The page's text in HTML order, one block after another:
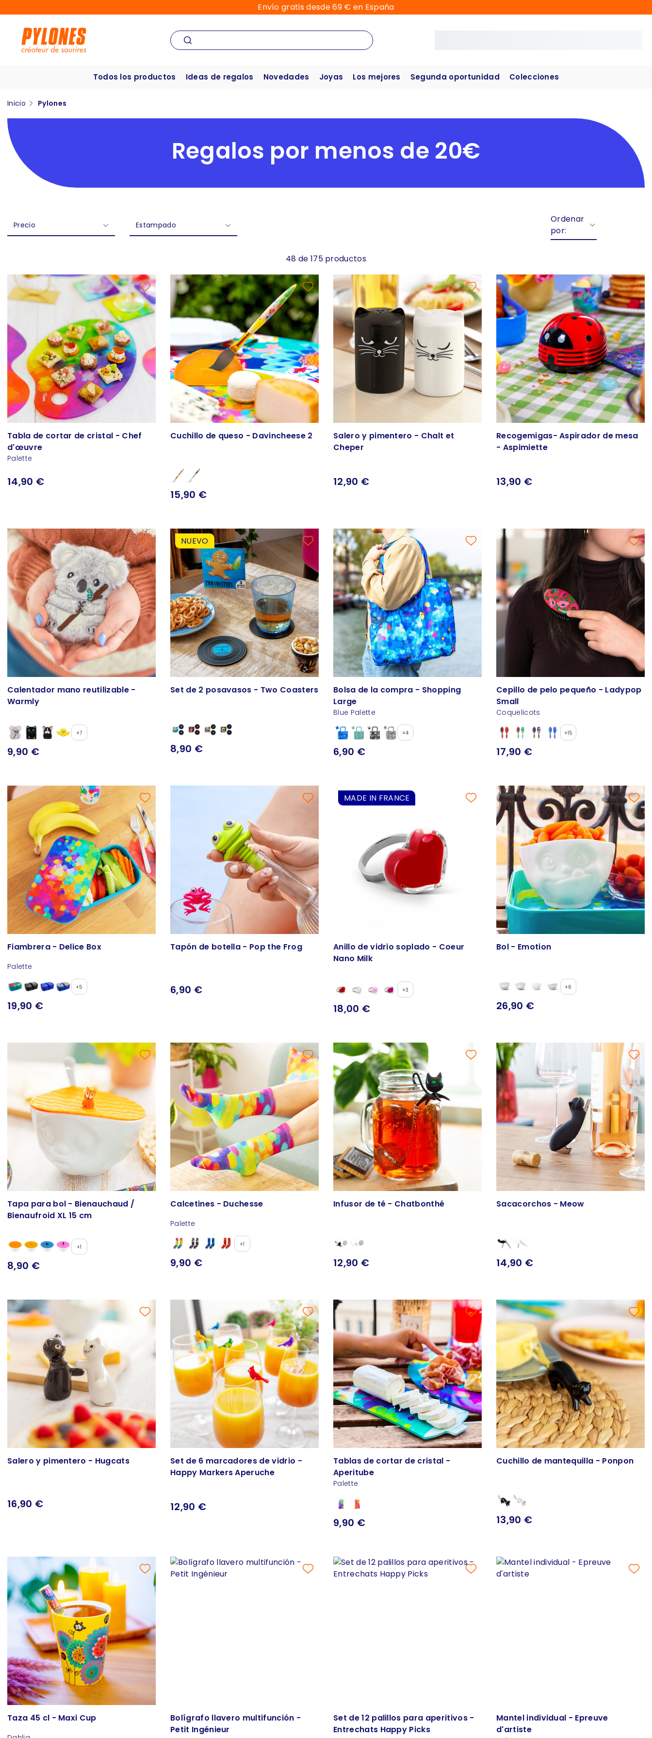
Envío gratis desde 69 € en España
Todos los productos Ideas de regalos Novedades Joyas Los mejores Segunda oportunidad Colecciones
Inicio Pylones
Regalos por menos de 20€
Precio Estampado
Ordenar
por:
48 de 175 productos
Tabla de cortar de cristal - Chef
d'œuvre
Palette
14,90 €
Cuchillo de queso - Davincheese 2
15,90 €
Salero y pimentero - Chalt et
Cheper
12,90 €
Recogemigas- Aspirador de mesa
- Aspimiette
13,90 €
Calentador mano reutilizable -
Warmly
+7
9,90 €
NUEVO
Set de 2 posavasos - Two Coasters
8,90 €
Bolsa de la compra - Shopping
Large
Blue Palette
+4
6,90 €
Cepillo de pelo pequeño - Ladypop
Small
Coquelicots
+15
17,90 €
Fiambrera - Delice Box
Palette
+5
19,90 €
Tapón de botella - Pop the Frog
6,90 €
MADE IN FRANCE
Anillo de vidrio soplado - Coeur
Nano Milk
+3
18,00 €
Bol - Emotion
+6
26,90 €
Tapa para bol - Bienauchaud /
Bienaufroid XL 15 cm
+1
8,90 €
Calcetines - Duchesse
Palette
+1
9,90 €
Infusor de té - Chatbonthé
12,90 €
Sacacorchos - Meow
14,90 €
Salero y pimentero - Hugcats
16,90 €
Set de 6 marcadores de vidrio -
Happy Markers Aperuche
12,90 €
Tablas de cortar de cristal -
Aperitube
Palette
9,90 €
Cuchillo de mantequilla - Ponpon
13,90 €
Taza 45 cl - Maxi Cup
Bolígrafo llavero multifunción -
Petit Ingénieur
Set de 12 palillos para aperitivos -
Entrechats Happy Picks
Mantel individual - Epreuve
d'artiste